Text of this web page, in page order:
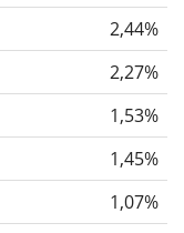
2,44%
2,27%
1,53%
1,45%
1,07%